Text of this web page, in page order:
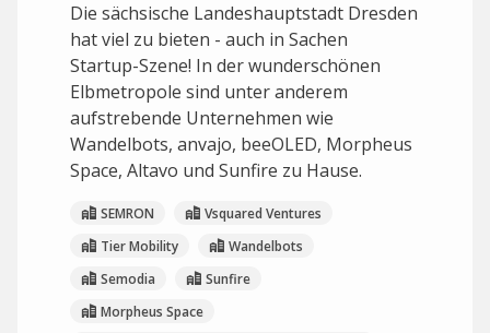
Die sächsische Landeshauptstadt Dresden
hat viel zu bieten - auch in Sachen
Startup-Szene! In der wunderschönen
Elbmetropole sind unter anderem
aufstrebende Unternehmen wie
Wandelbots, anvajo, beeOLED, Morpheus
Space, Altavo und Sunfire zu Hause.
SEMRON
Vsquared Ventures
Tier Mobility
Wandelbots
Semodia
Sunfire
Morpheus Space